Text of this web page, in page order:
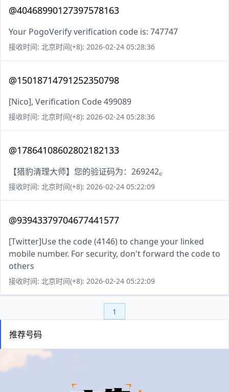
@40468990127397578163
Your PogoVerify verification code is: 747747
接收时间: 北京时间(+8): 2026-02-24 05:28:36
@15018714791252350798
[Nico], Verification Code 499089
接收时间: 北京时间(+8): 2026-02-24 05:28:36
@17864108602802182133
【猎豹清理大师】您的验证码为：269242。
接收时间: 北京时间(+8): 2026-02-24 05:22:09
@93943379704677441577
[Twitter]Use the code (4146) to change your linked
mobile number. For security, don't forward the code to
others
接收时间: 北京时间(+8): 2026-02-24 05:22:09
1
推荐号码